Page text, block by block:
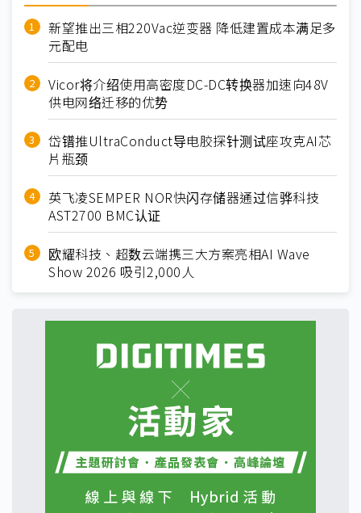
新望推出三相220Vac逆变器 降低建置成本满足多
元配电
Vicor将介绍使用高密度DC-DC转换器加速向48V
供电网络迁移的优势
岱镨推UltraConduct导电胶探针测试座攻克AI芯
片瓶颈
英飞凌SEMPER NOR快闪存储器通过信骅科技
AST2700 BMC认证
欧耀科技、超数云端携三大方案亮相AI Wave
Show 2026 吸引2,000人